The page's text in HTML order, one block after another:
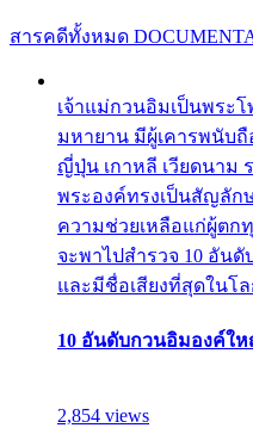
สารคดีทั้งหมด
เจ้าแม่กวนอิมเป็นพระ
มหายาน มีผู้เคารพนับ
ญี่ปุ่น เกาหลี เวียดนาม
พระองค์ทรงเป็นสัญลัก
ความช่วยเหลือแก่ผู้ตก
จะพาไปสำรวจ 10 อัน
และมีชื่อเสียงที่สุดในโ
10 อันดับกวนอิมองค์ใ
2,854 views